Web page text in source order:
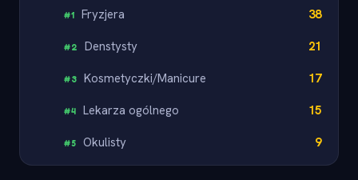
#1 Fryzjera 38
#2 Denstysty 21
#3 Kosmetyczki/Manicure 17
#4 Lekarza ogólnego 15
#5 Okulisty 9